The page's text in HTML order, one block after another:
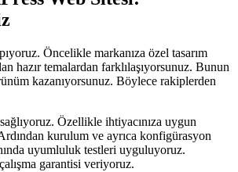
Öncelikle markanıza özel tasarım
hazır temalardan farklılaşıyorsunuz. Bunun
kazanıyorsunuz. Böylece rakiplerden
Özellikle ihtiyacınıza uygun
kurulum ve ayrıca konfigürasyon
uyumluluk testleri uyguluyoruz.
garantisi veriyoruz.